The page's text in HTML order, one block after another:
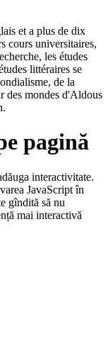
et a plus de dix
cours universitaires,
les études
littéraires se
de la
des mondes d'Aldous
pagină
interactivitate.
JavaScript în
gîndită să nu
mai interactivă